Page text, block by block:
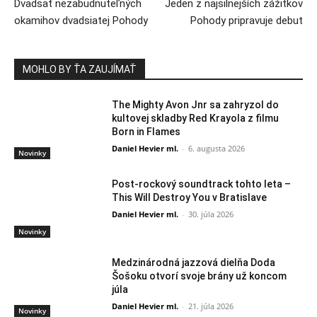
Dvadsať nezabudnuteľných
okamihov dvadsiatej Pohody
Jeden z najsilnejších zážitkov
Pohody pripravuje debut
MOHLO BY ŤA ZAUJÍMAŤ
Novinky
The Mighty Avon Jnr sa zahryzol do
kultovej skladby Red Krayola z filmu
Born in Flames
Daniel Hevier ml. - 6. augusta 2026
Novinky
Post-rockový soundtrack tohto leta –
This Will Destroy You v Bratislave
Daniel Hevier ml. - 30. júla 2026
Novinky
Medzinárodná jazzová dielňa Doda
Šošoku otvorí svoje brány už koncom
júla
Daniel Hevier ml. - 21. júla 2026